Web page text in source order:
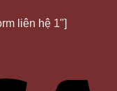
liên hệ 1"]